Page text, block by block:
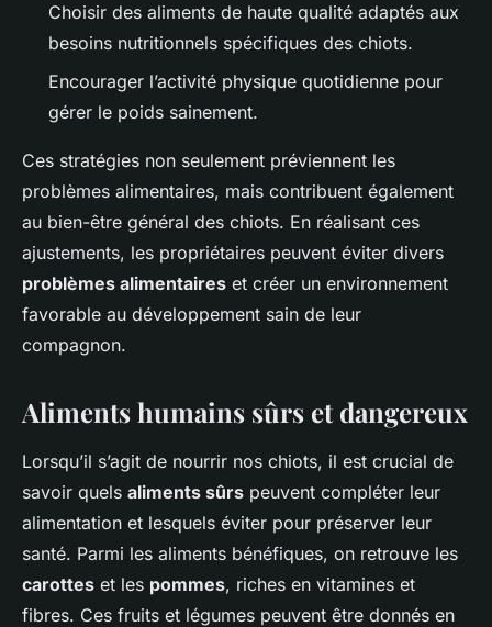
Choisir des aliments de haute qualité adaptés aux
besoins nutritionnels spécifiques des chiots.
Encourager l’activité physique quotidienne pour
gérer le poids sainement.
Ces stratégies non seulement préviennent les
problèmes alimentaires, mais contribuent également
au bien-être général des chiots. En réalisant ces
ajustements, les propriétaires peuvent éviter divers
problèmes alimentaires et créer un environnement
favorable au développement sain de leur
compagnon.
Aliments humains sûrs et dangereux
Lorsqu’il s’agit de nourrir nos chiots, il est crucial de
savoir quels aliments sûrs peuvent compléter leur
alimentation et lesquels éviter pour préserver leur
santé. Parmi les aliments bénéfiques, on retrouve les
carottes et les pommes, riches en vitamines et
fibres. Ces fruits et légumes peuvent être donnés en